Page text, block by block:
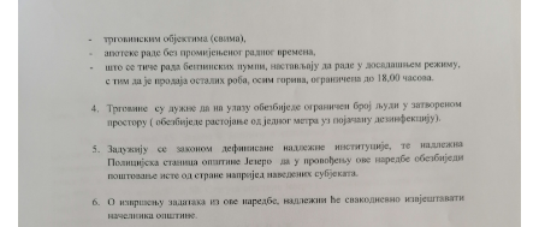
ЦИВИЛНА ЗАШТИТА
КОНТАКТ